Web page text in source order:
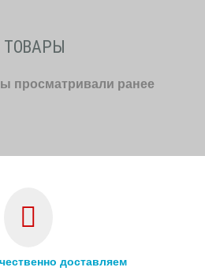
просматривали ранее
доставляем